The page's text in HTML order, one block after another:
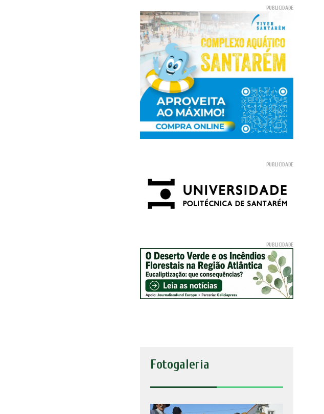
Fotogaleria